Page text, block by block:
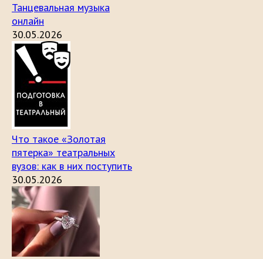
Танцевальная музыка
онлайн
30.05.2026
Что такое «Золотая
пятерка» театральных
вузов: как в них поступить
30.05.2026